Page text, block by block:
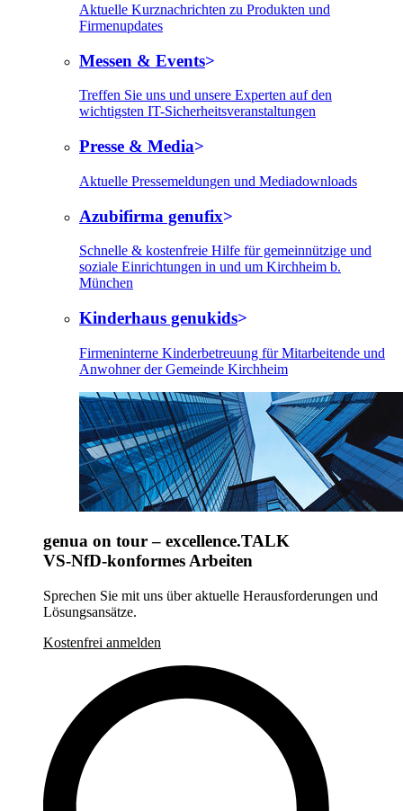
Aktuelle Kurznachrichten zu Produkten und
Firmenupdates
Messen & Events
Treffen Sie uns und unsere Experten auf den
wichtigsten IT-Sicherheitsveranstaltungen
Presse & Media
Aktuelle Pressemeldungen und Mediadownloads
Azubifirma genufix
Schnelle & kostenfreie Hilfe für gemeinnützige und
soziale Einrichtungen in und um Kirchheim b.
München
Kinderhaus genukids
Firmeninterne Kinderbetreuung für Mitarbeitende und
Anwohner der Gemeinde Kirchheim
genua on tour – excellence.TALK
VS-NfD-konformes Arbeiten
Sprechen Sie mit uns über aktuelle Herausforderungen und
Lösungsansätze.
Kostenfrei anmelden